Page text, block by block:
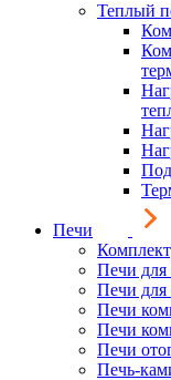
Теплый
Печи
Печи для
Печи для
Печи
Печи
Печи
Печь-